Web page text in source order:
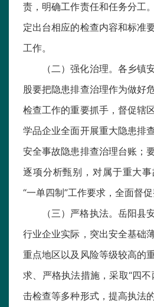
责，明确工作责任和任务分工
定出台相应的检查内容和标准
工作。
（二）强化治理。各乡镇
股要把隐患排查治理作为做好
检查工作的重要抓手，督促辖
学品企业全面开展重大隐患排
安全事故隐患排查治理台账；
逐项分析甄别，对属于重大
“一单四制”工作要求，全面督促
（三）严格执法。岳阳县
行业企业实际，突出安全基础
重点地区以及风险等级较高的
求、严格执法措施，采取“四
击检查等多种形式，提高执法